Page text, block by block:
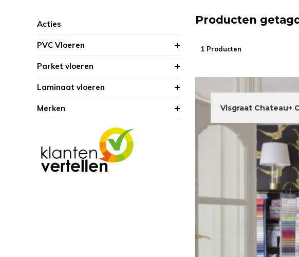
Acties
PVC Vloeren
Parket vloeren
Laminaat vloeren
Merken
Producten
1 Producten
Visgraat Chateau+